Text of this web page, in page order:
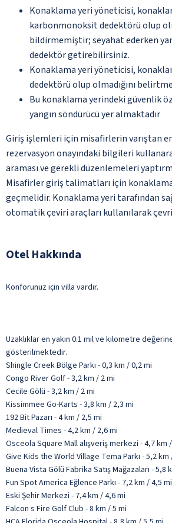
Konaklama yeri yöneticisi,
karbonmonoksit dedektörü olup
bildirmemiştir; seyahat ederken
dedektör getirebilirsiniz.
Konaklama yeri yöneticisi,
dedektörü olup olmadığını
Bu konaklama yerindeki güvenlik
yangın söndürücü yer almaktadır
Giriş işlemleri için misafirlerin varıştan
rezervasyon onayındaki bilgileri
araması ve gerekli düzenlemeleri
Misafirler giriş talimatları için
geçmelidir. Konaklama yeri tarafından
otomatik çeviri araçları kullanılarak
Otel Hakkında
Konforunuz için villa vardır.
Uzaklıklar en yakın 0.1 mil ve kilometre
gösterilmektedir.
Shingle Creek Bölge Parkı - 0,3 km / 0,2 mi
Congo River Golf - 3,2 km / 2 mi
Cecile Gölü - 3,2 km / 2 mi
Kissimmee Go-Karts - 3,8 km / 2,3 mi
192 Bit Pazarı - 4 km / 2,5 mi
Medieval Times - 4,2 km / 2,6 mi
Osceola Square Mall alışveriş merkezi - 4,7 km
Give Kids the World Village Tema Parkı - 5,2 km
Buena Vista Gölü Fabrika Satış Mağazaları - 5,8
Fun Spot America Eğlence Parkı - 7,2 km / 4,5 mi
Eski Şehir Merkezi - 7,4 km / 4,6 mi
Falcon s Fire Golf Club - 8 km / 5 mi